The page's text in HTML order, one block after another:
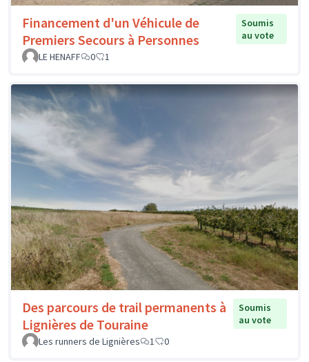
Financement d'un Véhicule de
Premiers Secours à Personnes
Soumis
au vote
LE HENAFF
0 1
Des parcours de trail permanents à
Lignières de Touraine
Soumis
au vote
Les runners de Lignières
1 0